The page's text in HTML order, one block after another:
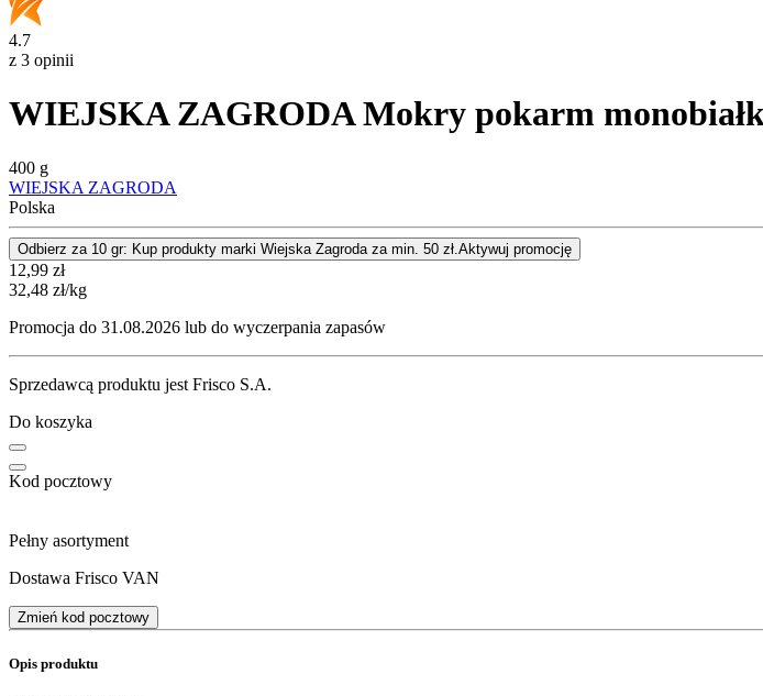
4.7
z 3 opinii
WIEJSKA ZAGRODA Mokry pokarm
400 g
WIEJSKA ZAGRODA
Polska
Odbierz za 10 gr: Kup produkty marki Wiejska Zagroda za min. 50 zł. Aktywuj promocję
Cena
12,99 zł
32,48 zł/kg
Promocja do 31.08.2026 lub do wyczerpania zapasów
Sprzedawcą produktu jest Frisco S.A.
Do koszyka
Kod pocztowy
Pełny asortyment
Dostawa Frisco VAN
Zmień kod pocztowy
Opis produktu